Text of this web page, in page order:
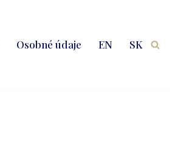
Osobné údaje EN SK